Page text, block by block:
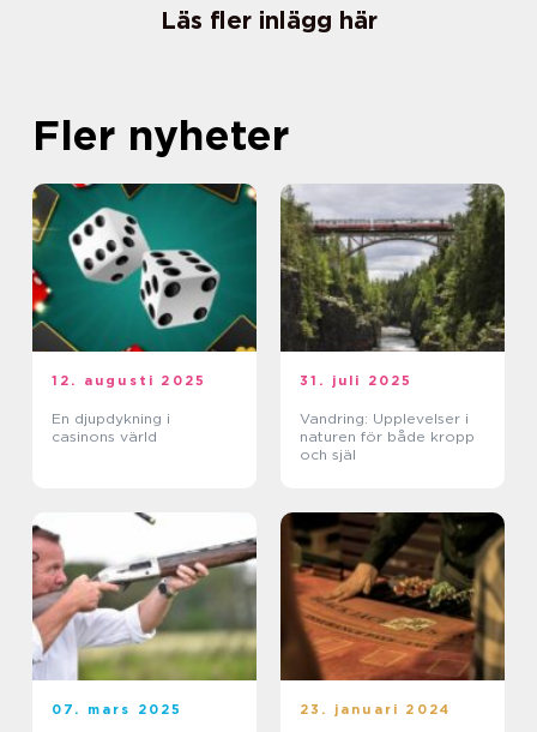
Läs fler inlägg här
Fler nyheter
12. augusti 2025
En djupdykning i
casinons värld
31. juli 2025
Vandring: Upplevelser i
naturen för både kropp
och själ
07. mars 2025 23. januari 2024